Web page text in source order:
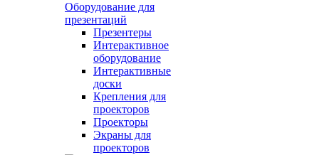
Оборудование для
презентаций
Презентеры
Интерактивное
оборудование
Интерактивные
доски
Крепления для
проекторов
Проекторы
Экраны для
проекторов